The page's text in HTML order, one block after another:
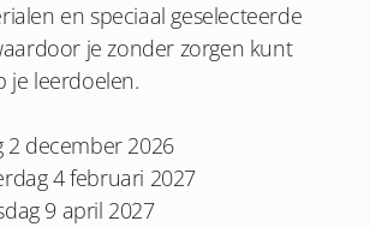
en speciaal geselecteerde
je zonder zorgen kunt
je leerdoelen.
2 december 2026
4 februari 2027
9 april 2027